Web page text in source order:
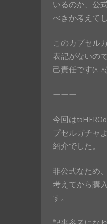
いるのか、公
べきか考えて
このカプセル
表記がないの
己責任です
ーーー
今回は
プセルガチャ
紹介でした。
非公式なため
考えてから購
す。